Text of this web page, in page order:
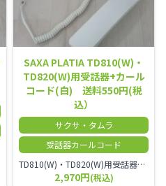
SAXA PLATIA TD810(W)・
TD820(W)用受話器+カール
コード(白) 送料550円(税
込）
サクサ・タムラ
受話器カールコード
TD810(W)・TD820(W)用受話器＋カールコード セット／本商品は中古品となります。 写真では分かりにくいキズ・汚れなどの使用感があります。 予めご理解・ご了承頂きますようお願いいたします。
2,970円(税込)